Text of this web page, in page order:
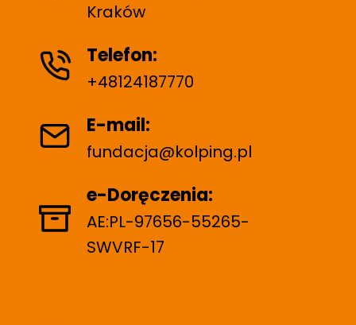
Kraków
Telefon:
+48124187770
E-mail:
fundacja@kolping.pl
e-Doręczenia:
AE:PL-97656-55265-
SWVRF-17